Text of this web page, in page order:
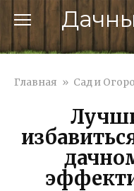
контенту
Главная » Сад и